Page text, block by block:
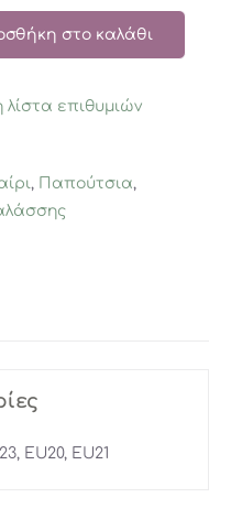
στο καλάθι
λίστα επιθυμιών
, Παπούτσια,
EU20, EU21